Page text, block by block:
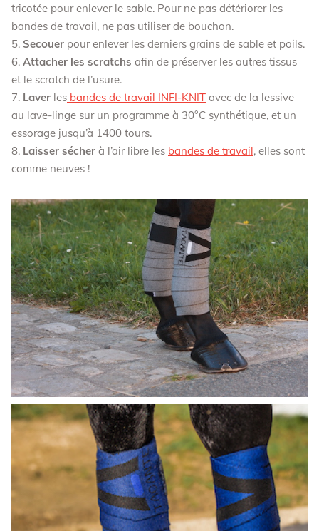
tricotée pour enlever le sable. Pour ne pas détériorer les
bandes de travail, ne pas utiliser de bouchon.
Secouer pour enlever les derniers grains de sable et poils.
Attacher les scratchs afin de préserver les autres tissus
et le scratch de l’usure.
Laver les bandes de travail INFI-KNIT avec de la lessive
au lave-linge sur un programme à 30°C synthétique, et un
essorage jusqu’à 1400 tours.
Laisser sécher à l’air libre les bandes de travail, elles sont
comme neuves !